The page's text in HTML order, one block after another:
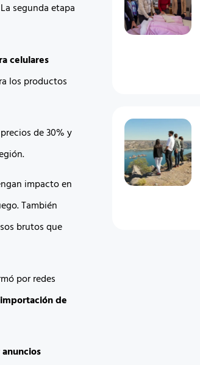
segunda etapa
celulares
los productos
de 30% y
impacto en
También
brutos que
por redes
importación de